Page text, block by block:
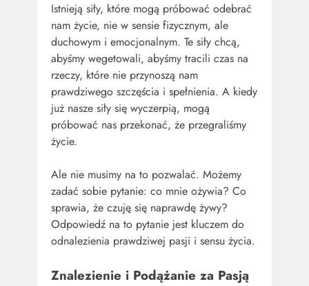
Istnieją siły, które mogą próbować odebrać
nam życie, nie w sensie fizycznym, ale
duchowym i emocjonalnym. Te siły chcą,
abyśmy wegetowali, abyśmy tracili czas na
rzeczy, które nie przynoszą nam
prawdziwego szczęścia i spełnienia. A kiedy
już nasze siły się wyczerpią, mogą
próbować nas przekonać, że przegraliśmy
życie.
Ale nie musimy na to pozwalać. Możemy
zadać sobie pytanie: co mnie ożywia? Co
sprawia, że czuję się naprawdę żywy?
Odpowiedź na to pytanie jest kluczem do
odnalezienia prawdziwej pasji i sensu życia.
Znalezienie i Podążanie za Pasją